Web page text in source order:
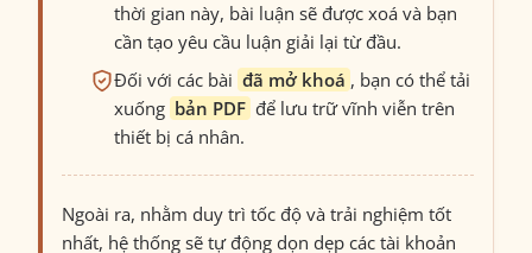
thời gian này, bài luận sẽ được xoá và bạn
cần tạo yêu cầu luận giải lại từ đầu.
Đối với các bài đã mở khoá , bạn có thể tải
xuống bản PDF để lưu trữ vĩnh viễn trên
thiết bị cá nhân.
Ngoài ra, nhằm duy trì tốc độ và trải nghiệm tốt
nhất, hệ thống sẽ tự động dọn dẹp các tài khoản